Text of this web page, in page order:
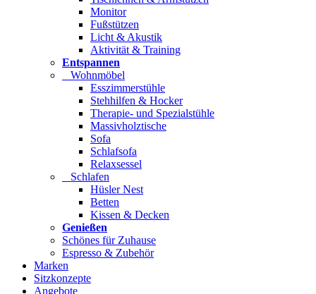
Monitor
Fußstützen
Licht & Akustik
Aktivität & Training
Entspannen
Wohnmöbel
Esszimmerstühle
Stehhilfen & Hocker
Therapie- und Spezialstühle
Massivholztische
Sofa
Schlafsofa
Relaxsessel
Schlafen
Hüsler Nest
Betten
Kissen & Decken
Genießen
Schönes für Zuhause
Espresso & Zubehör
Marken
Sitzkonzepte
Angebote